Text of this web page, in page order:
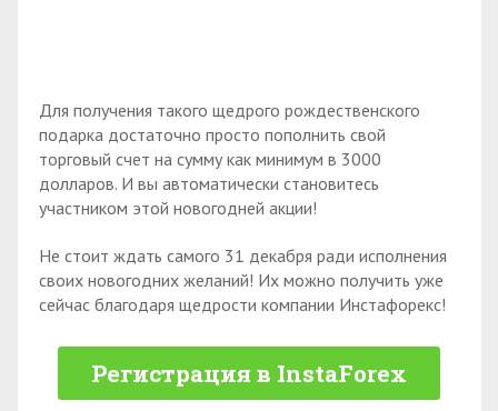
Для получения такого щедрого рождественского
подарка достаточно просто пополнить свой
торговый счет на сумму как минимум в 3000
долларов. И вы автоматически становитесь
участником этой новогодней акции!
Не стоит ждать самого 31 декабря ради исполнения
своих новогодних желаний! Их можно получить уже
сейчас благодаря щедрости компании Инстафорекс!
Регистрация в InstaForex